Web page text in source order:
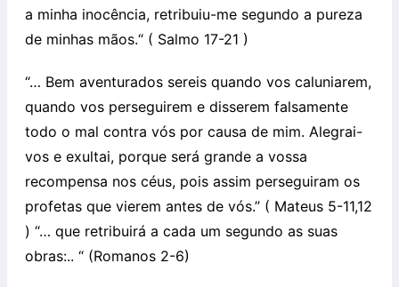
a minha inocência, retribuiu-me segundo a pureza
de minhas mãos.“ ( Salmo 17-21 )
“… Bem aventurados sereis quando vos caluniarem,
quando vos perseguirem e disserem falsamente
todo o mal contra vós por causa de mim. Alegrai-
vos e exultai, porque será grande a vossa
recompensa nos céus, pois assim perseguiram os
profetas que vierem antes de vós.” ( Mateus 5-11,12
) “… que retribuirá a cada um segundo as suas
obras:.. “ (Romanos 2-6)